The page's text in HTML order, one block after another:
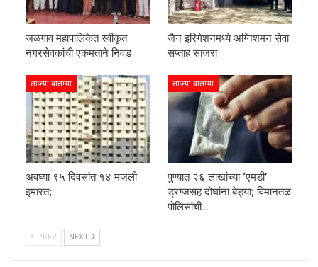
जळगाव महापालिकेत स्वीकृत
नगरसेवकांची एकमताने निवड
जैन इरिगेशनमध्ये अग्निशमन सेवा
सप्ताह साजरा
ताज्या बातम्या
अवघ्या ९५ दिवसांत १४ मजली
इमारत;
ताज्या बातम्या
पुण्यात २६ लाखांच्या ‘एमडी’
ड्रग्जसह दोघांना बेड्या; विमानतळ
पोलिसांची…
PREV NEXT